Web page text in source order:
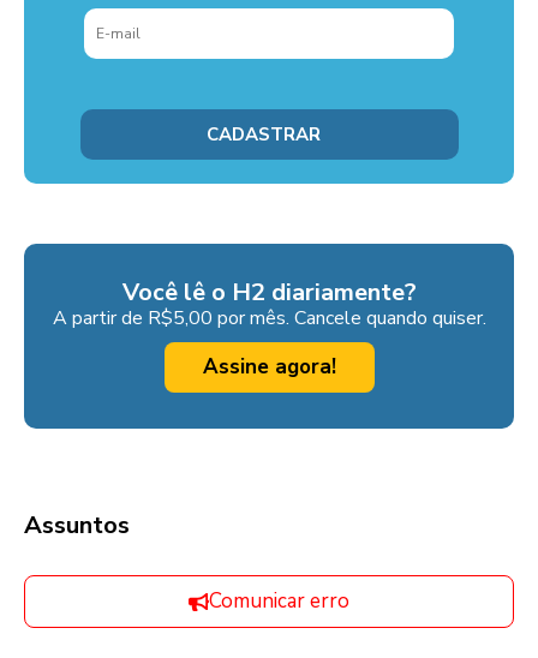
Você lê o H2 diariamente?
A partir de R$5,00 por mês. Cancele quando quiser.
Assine agora!
Assuntos
Comunicar erro